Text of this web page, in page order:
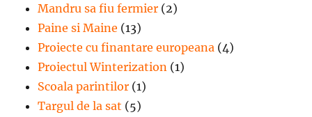
Mandru sa fiu fermier (2)
Paine si Maine (13)
Proiecte cu finantare europeana (4)
Proiectul Winterization (1)
Scoala parintilor (1)
Targul de la sat (5)